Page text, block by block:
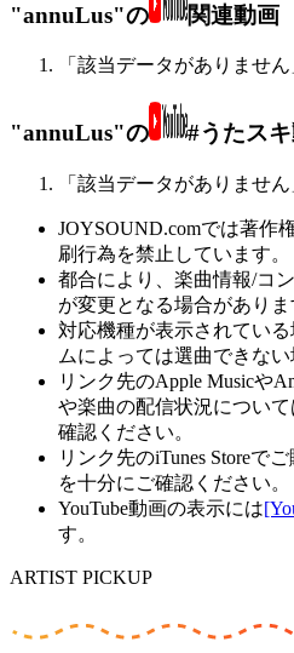
"annuLus"の 関連動画
「該当データがありません
"annuLus"の #うたス
「該当データがありません
JOYSOUND.comでは著作
刷行為を禁止しています。
都合により、楽曲情報/コ
が変更となる場合がありま
対応機種が表示されてい
ムによっては選曲できない
リンク先のApple Musicや
や楽曲の配信状況につい
確認ください。
リンク先のiTunes Storeで
を十分にご確認ください。
YouTube動画の表示には
す。
ARTIST PICKUP